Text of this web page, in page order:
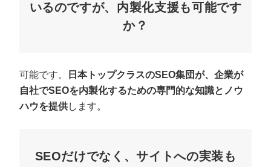
いるのですが、内製化支援も可能です
か？
可能です。
日本トップクラスのSEO集団が、企業が
自社でSEOを内製化するための専門的な知識とノウ
ハウを提供します。
SEOだけでなく、サイトへの実装も